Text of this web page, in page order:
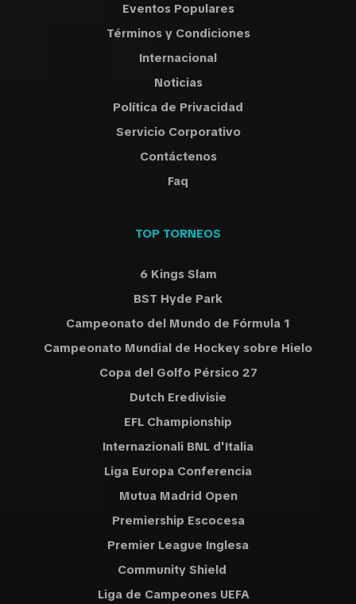
Eventos Populares
Términos y Condiciones
Internacional
Noticias
Política de Privacidad
Servicio Corporativo
Contáctenos
Faq
TOP TORNEOS
6 Kings Slam
BST Hyde Park
Campeonato del Mundo de Fórmula 1
Campeonato Mundial de Hockey sobre Hielo
Copa del Golfo Pérsico 27
Dutch Eredivisie
EFL Championship
Internazionali BNL d'Italia
Liga Europa Conferencia
Mutua Madrid Open
Premiership Escocesa
Premier League Inglesa
Community Shield
Liga de Campeones UEFA